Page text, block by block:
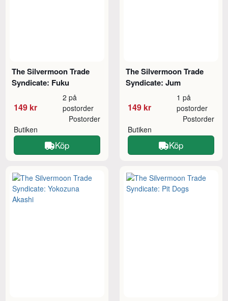
The Silvermoon Trade
Syndicate: Fuku
149 kr
2 på
postorder
Butiken
Postorder
Köp
The Silvermoon Trade
Syndicate: Jum
149 kr
1 på
postorder
Butiken
Postorder
Köp